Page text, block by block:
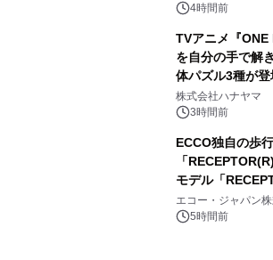
4時間前
TVアニメ『ONE
を自分の手で解
体パズル3種が
ギミックが融合
ルが8月7日(金
株式会社ハナヤマ
3時間前
ECCO独自の歩
「
モデル「
エコー・ジャパン
5時間前